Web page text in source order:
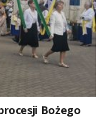
Bożego